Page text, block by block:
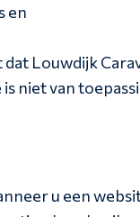
en
Louwdijk
niet van
u een